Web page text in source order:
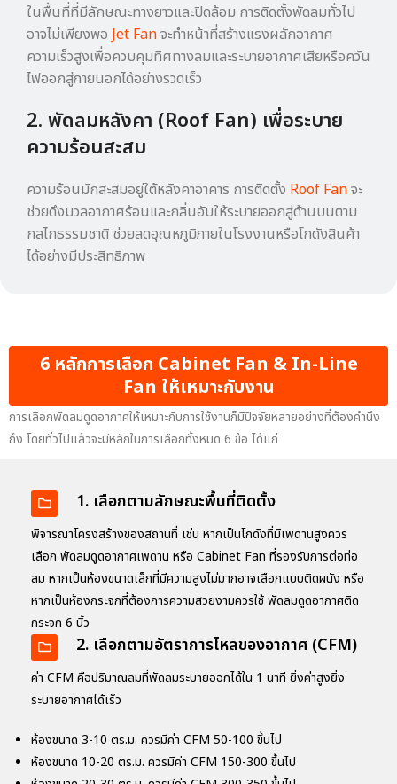
ในพื้นที่ที่มีลักษณะทางยาวและปิดล้อม การติดตั้งพัดลมทั่วไป
อาจไม่เพียงพอ Jet Fanจะทำหน้าที่สร้างแรงผลักอากาศ
ความเร็วสูงเพื่อควบคุมทิศทางลมและระบายอากาศเสียหรือควัน
ไฟออกสู่ภายนอกได้อย่างรวดเร็ว
2. พัดลมหลังคา (Roof Fan) เพื่อระบาย
ความร้อนสะสม
ความร้อนมักสะสมอยู่ใต้หลังคาอาคาร การติดตั้ง Roof Fanจะ
ช่วยดึงมวลอากาศร้อนและกลิ่นอับให้ระบายออกสู่ด้านบนตาม
กลไกธรรมชาติ ช่วยลดอุณหภูมิภายในโรงงานหรือโกดังสินค้า
ได้อย่างมีประสิทธิภาพ
6 หลักการเลือก Cabinet Fan & In-Line
Fan ให้เหมาะกับงาน
การเลือกพัดลมดูดอากาศให้เหมาะกับการใช้งานก็มีปัจจัยหลายอย่างที่ต้องคำนึง
ถึง โดยทั่วไปแล้วจะมีหลักในการเลือกทั้งหมด 6 ข้อ ได้แก่
1. เลือกตามลักษณะพื้นที่ติดตั้ง
พิจารณาโครงสร้างของสถานที่ เช่น หากเป็นโกดังที่มีเพดานสูงควร
เลือก พัดลมดูดอากาศเพดาน หรือ Cabinet Fan ที่รองรับการต่อท่อ
ลม หากเป็นห้องขนาดเล็กที่มีความสูงไม่มากอาจเลือกแบบติดผนัง หรือ
หากเป็นห้องกระจกที่ต้องการความสวยงามควรใช้ พัดลมดูดอากาศติด
กระจก 6 นิ้ว
2. เลือกตามอัตราการไหลของอากาศ (CFM)
ค่า CFM คือปริมาณลมที่พัดลมระบายออกได้ใน 1 นาที ยิ่งค่าสูงยิ่ง
ระบายอากาศได้เร็ว
ห้องขนาด 3-10 ตร.ม. ควรมีค่า CFM 50-100 ขึ้นไป
ห้องขนาด 10-20 ตร.ม. ควรมีค่า CFM 150-300 ขึ้นไป